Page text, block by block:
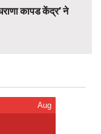
कापड केंद्र’ ने
Aug